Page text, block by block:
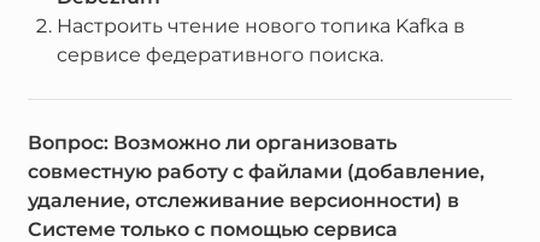
Настроить чтение нового топика Kafka в
сервисе федеративного поиска.
Вопрос: Возможно ли организовать
совместную работу с файлами (добавление,
удаление, отслеживание версионности) в
Системе только с помощью сервиса